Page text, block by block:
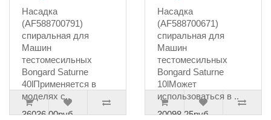
Насадка
(AF588700791)
спиральная для
Машин
тестомесильных
Bongard Saturne
40lПрименяется в
моделях с..
36036.00руб.
Насадка
(AF588700671)
спиральная для
Машин
тестомесильных
Bongard Saturne
10lМожет
использоваться в ..
30098.25руб.